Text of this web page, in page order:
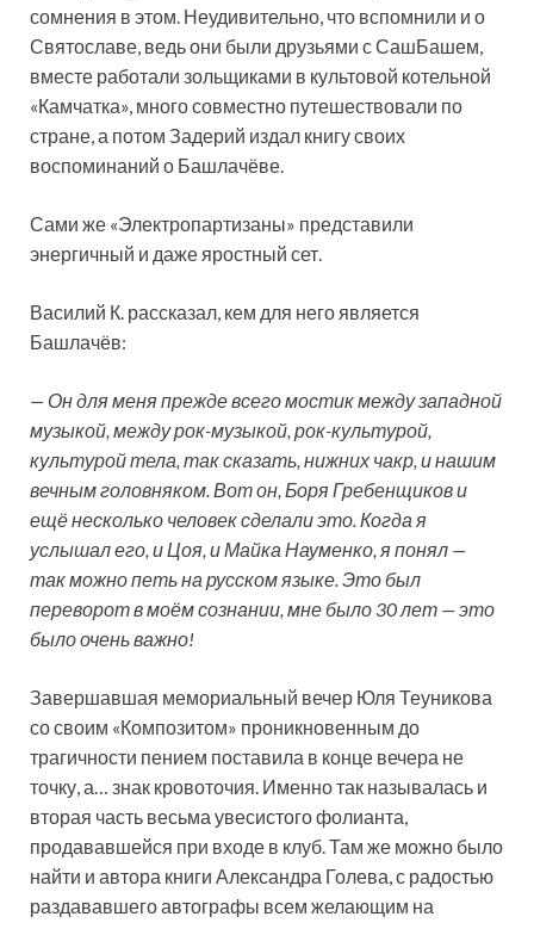
сомнения в этом. Неудивительно, что вспомнили и о
Святославе, ведь они были друзьями с СашБашем,
вместе работали зольщиками в культовой котельной
«Камчатка», много совместно путешествовали по
стране, а потом Задерий издал книгу своих
воспоминаний о Башлачёве.
Сами же «Электропартизаны» представили
энергичный и даже яростный сет.
Василий К. рассказал, кем для него является
Башлачёв:
— Он для меня прежде всего мостик между западной
музыкой, между рок-музыкой, рок-культурой,
культурой тела, так сказать, нижних чакр, и нашим
вечным головняком. Вот он, Боря Гребенщиков и
ещё несколько человек сделали это. Когда я
услышал его, и Цоя, и Майка Науменко, я понял —
так можно петь на русском языке. Это был
переворот в моём сознании, мне было 30 лет — это
было очень важно!
Завершавшая мемориальный вечер Юля Теуникова
со своим «Композитом» проникновенным до
трагичности пением поставила в конце вечера не
точку, а… знак кровоточия. Именно так называлась и
вторая часть весьма увесистого фолианта,
продававшейся при входе в клуб. Там же можно было
найти и автора книги Александра Голева, с радостью
раздававшего автографы всем желающим на